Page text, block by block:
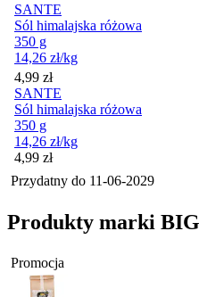
SANTE
Sól himalajska różowa
350 g
14,26 zł/kg
Cena
4,99 zł
SANTE
Sól himalajska różowa
350 g
14,26 zł/kg
Cena
4,99 zł
Przydatny do 11-06-2029
Produkty marki
Promocja